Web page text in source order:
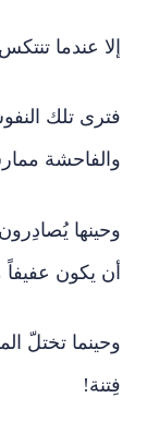
إلا عندما
فترى تلك
والفاحشة
وحينها
أن يكون عفيفاً
وحينما تختلّ
فِتنة!